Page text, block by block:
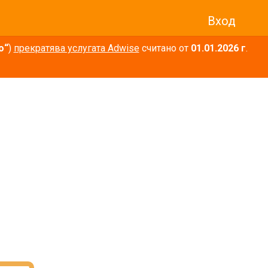
Вход
) прекратява услугата Adwiseсчитано от 01.01.2026 г.